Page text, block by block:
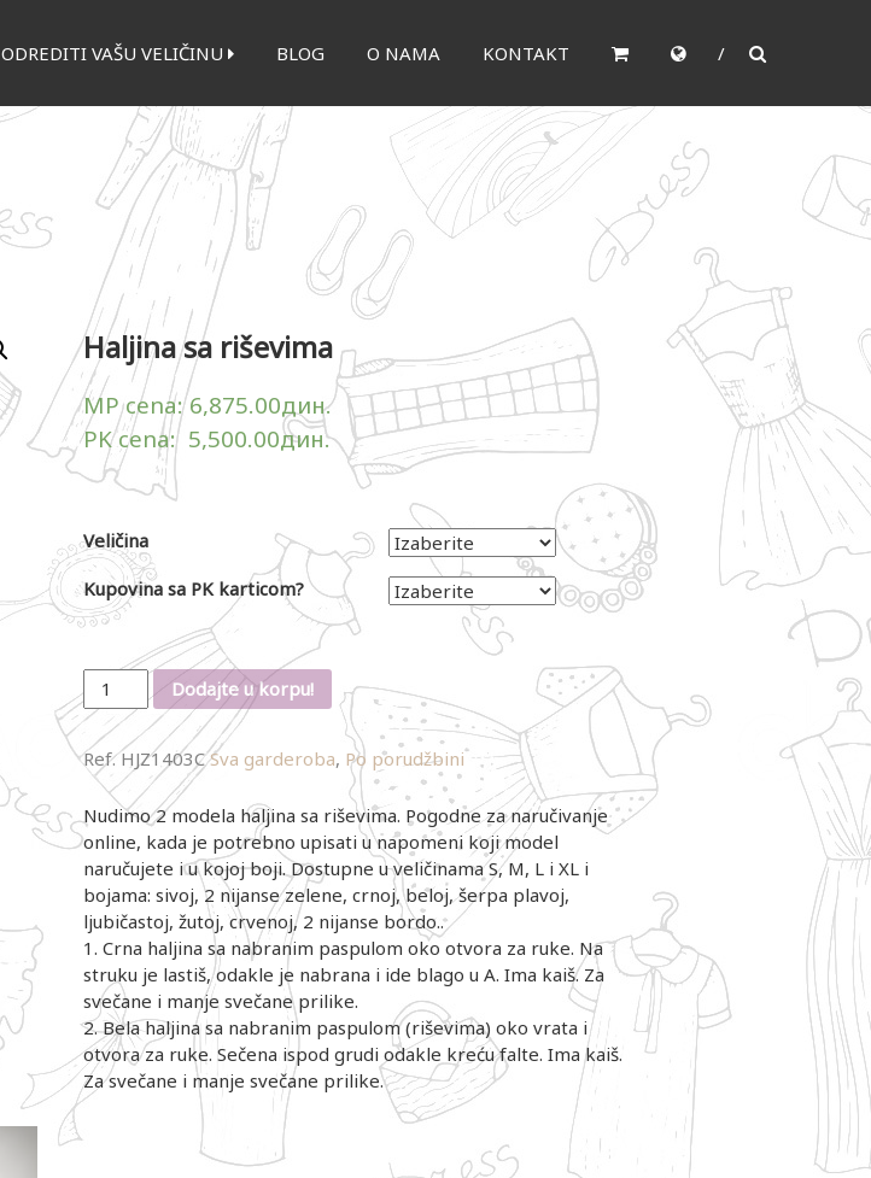
ODREDITI VAŠU VELIČINU BLOG O NAMA KONTAKT
Haljina sa riševima
MP cena:6,875.00дин.
PK cena: 5,500.00дин.
Veličina
Kupovina sa PK karticom?
Količina Dodajte u korpu!
Ref.HJZ1403C Sva garderoba, Po porudžbini
Nudimo 2 modela haljina sa riševima. Pogodne za naručivanje
online, kada je potrebno upisati u napomeni koji model
naručujete i u kojoj boji. Dostupne u veličinama S, M, L i XL i
bojama: sivoj, 2 nijanse zelene, crnoj, beloj, šerpa plavoj,
ljubičastoj, žutoj, crvenoj, 2 nijanse bordo..
1. Crna haljina sa nabranim paspulom oko otvora za ruke. Na
struku je lastiš, odakle je nabrana i ide blago u A. Ima kaiš. Za
svečane i manje svečane prilike.
2. Bela haljina sa nabranim paspulom (riševima) oko vrata i
otvora za ruke. Sečena ispod grudi odakle kreću falte. Ima kaiš.
Za svečane i manje svečane prilike.